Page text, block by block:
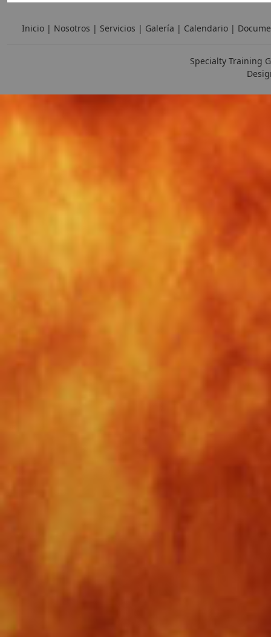
Inicio | Nosotros | Servicios | Galería | Calendario |
Specialty Training